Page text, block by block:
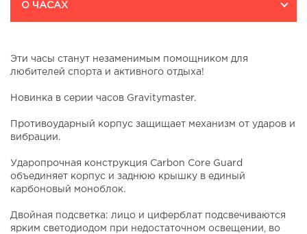
О ЧАСАХ
Эти часы станут незаменимым помощником для
любителей спорта и активного отдыха!
Новинка в серии часов Gravitymaster.
Противоударный корпус защищает механизм от ударов и
вибрации.
Ударопрочная конструкция Carbon Core Guard
объединяет корпус и заднюю крышку в единый
карбоновый моноблок.
Двойная подсветка: лицо и циферблат подсвечиваются
ярким светодиодом при недостаточном освещении, во